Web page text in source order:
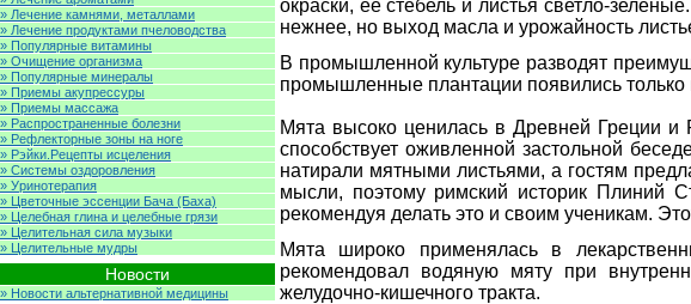
окраски, ее стебель и листья светло-
нежнее, но выход масла и урожайность
В промышленной культуре разводят
промышленные плантации появились только
Мята высоко ценилась в Древней Греции и
способствует оживленной застольной
натирали мятными листьями, а гостям
мысли, поэтому римский историк Плиний
рекомендуя делать это и своим ученикам.
Мята широко применялась в
рекомендовал водяную мяту при
желудочно-кишечного тракта.
» Лечение камнями, металлами
» Лечение продуктами пчеловодства
» Популярные витамины
» Очищение организма
» Популярные минералы
» Приемы акупрессуры
» Приемы массажа
» Распространенные болезни
» Рефлекторные зоны на ноге
» Рэйки.Рецепты исцеления
» Системы оздоровления
» Уринотерапия
» Цветочные эссенции Бача (Баха)
» Целебная глина и целебные грязи
» Целительная сила музыки
» Целительные мудры
Новости
» Новости альтернативной медицины